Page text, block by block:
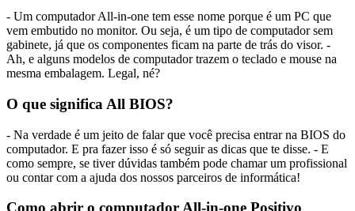
- Um computador All-in-one tem esse nome porque é um PC que
vem embutido no monitor. Ou seja, é um tipo de computador sem
gabinete, já que os componentes ficam na parte de trás do visor. -
Ah, e alguns modelos de computador trazem o teclado e mouse na
mesma embalagem. Legal, né?
O que significa All BIOS?
- Na verdade é um jeito de falar que você precisa entrar na BIOS do
computador. E pra fazer isso é só seguir as dicas que te disse. - E
como sempre, se tiver dúvidas também pode chamar um profissional
ou contar com a ajuda dos nossos parceiros de informática!